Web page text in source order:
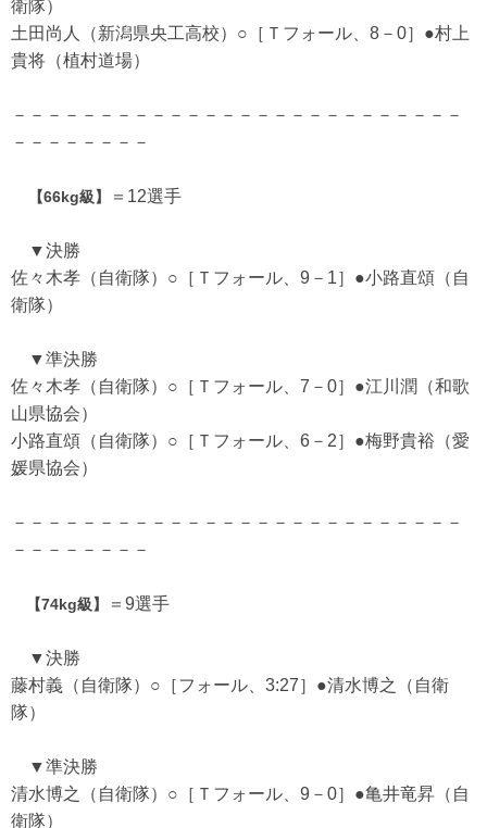
衛隊）
土田尚人（新潟県央工高校）○［Ｔフォール、8－0］●村上
貴将（植村道場）
－－－－－－－－－－－－－－－－－－－－－－－－－－
－－－－－－－－
【66kg級】 ＝12選手
▼決勝
佐々木孝（自衛隊）○［Ｔフォール、9－1］●小路直頌（自
衛隊）
▼準決勝
佐々木孝（自衛隊）○［Ｔフォール、7－0］●江川潤（和歌
山県協会）
小路直頌（自衛隊）○［Ｔフォール、6－2］●梅野貴裕（愛
媛県協会）
－－－－－－－－－－－－－－－－－－－－－－－－－－
－－－－－－－－
【74kg級】 ＝9選手
▼決勝
藤村義（自衛隊）○［フォール、3:27］●清水博之（自衛
隊）
▼準決勝
清水博之（自衛隊）○［Ｔフォール、9－0］●亀井竜昇（自
衛隊）